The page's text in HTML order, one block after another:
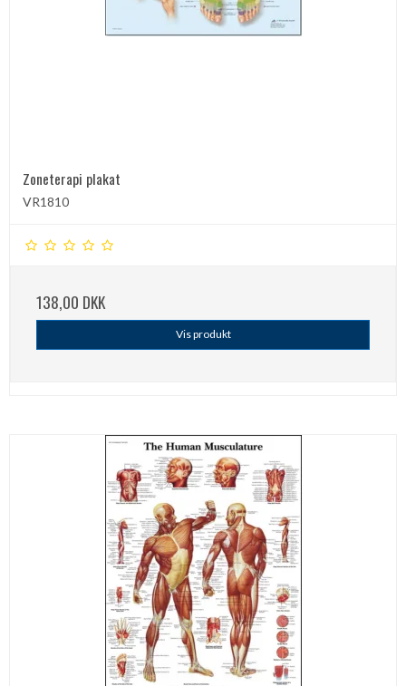
Zoneterapi plakat
VR1810
138,00 DKK
Vis produkt